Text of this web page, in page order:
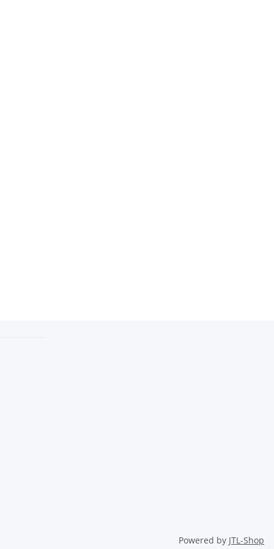
Powered by JTL-Shop